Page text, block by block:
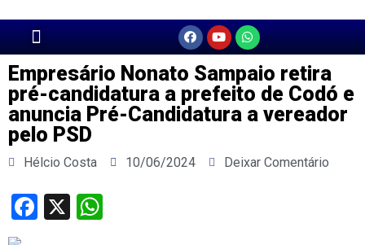
Empresário Nonato Sampaio retira
pré-candidatura a prefeito de Codó e
anuncia Pré-Candidatura a vereador
pelo PSD
Hélcio Costa 10/06/2024 Deixar Comentário
Facebook
X